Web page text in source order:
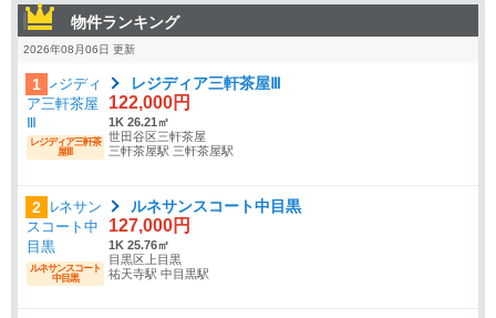
物件ランキング
2026年08月06日 更新
1
レジディア三軒茶
屋Ⅲ
レジディア三軒茶屋Ⅲ
122,000円
1K 26.21㎡
世田谷区三軒茶屋
三軒茶屋駅 三軒茶屋駅
2
ルネサンスコート
中目黒
ルネサンスコート中目黒
127,000円
1K 25.76㎡
目黒区上目黒
祐天寺駅 中目黒駅